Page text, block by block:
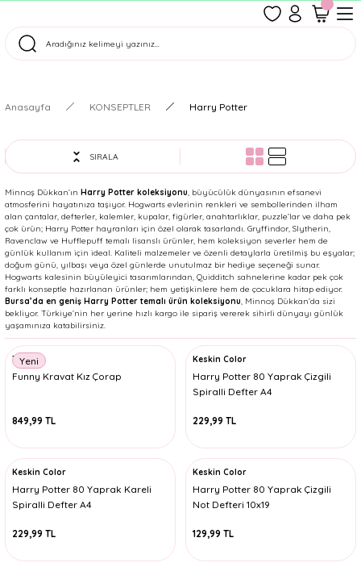
Tüm Siparişler Aynı Gün Kargoda!
Anasayfa KONSEPTLER Harry Potter
SIRALA
Minnoş Dükkan’ın Harry Potter koleksiyonu, büyücülük dünyasının efsanevi
atmosferini hayatınıza taşıyor. Hogwarts evlerinin renkleri ve sembollerinden ilham
alan çantalar, defterler, kalemler, kupalar, figürler, anahtarlıklar, puzzle’lar ve daha pek
çok ürün; Harry Potter hayranları için özel olarak tasarlandı. Gryffindor, Slytherin,
Ravenclaw ve Hufflepuff temalı lisanslı ürünler, hem koleksiyon severler hem de
günlük kullanım için ideal. Kaliteli malzemeler ve özenli detaylarla üretilmiş bu eşyalar;
doğum günü, yılbaşı veya özel günlerde unutulmaz bir hediye seçeneği sunar.
Hogwarts kalesinin büyüleyici tasarımlarından, Quidditch sahnelerine kadar pek çok
farklı konseptle hazırlanan ürünler; hem yetişkinlere hem de çocuklara hitap ediyor.
Bursa’da en geniş Harry Potter temalı ürün koleksiyonu, Minnoş Dükkan’da sizi
bekliyor. Türkiye’nin her yerine hızlı kargo ile sipariş vererek sihirli dünyayı günlük
yaşamınıza katabilirsiniz.
Yeni
Taros
Funny Kravat Kız Çorap
849,99 TL
Keskin Color
Harry Potter 80 Yaprak Çizgili
Spiralli Defter A4
229,99 TL
Keskin Color
Harry Potter 80 Yaprak Kareli
Spiralli Defter A4
229,99 TL
Keskin Color
Harry Potter 80 Yaprak Çizgili
Not Defteri 10x19
129,99 TL